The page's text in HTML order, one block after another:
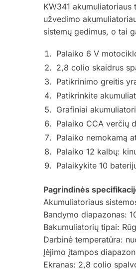
KW341
užvedimo
sistemų gedimus, o tai
Palaiko 6 V
2,8 colio skaidrus
Patikrinimo greitis
Patikrinkite
Grafiniai
Palaiko CCA verčių
Palaiko nemokamą
Palaiko 12 kalbų:
Palaikykite 10
Pagrindinės
Akumuliatoriaus
Bandymo diapazonas:
Bakumuliatorių tipai:
Darbinė temperatūra:
Įėjimo įtampos
Ekranas: 2,8 colio